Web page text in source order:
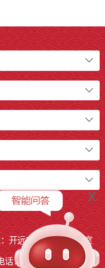
开远市人民政府办公室
话：0873-7236877
x